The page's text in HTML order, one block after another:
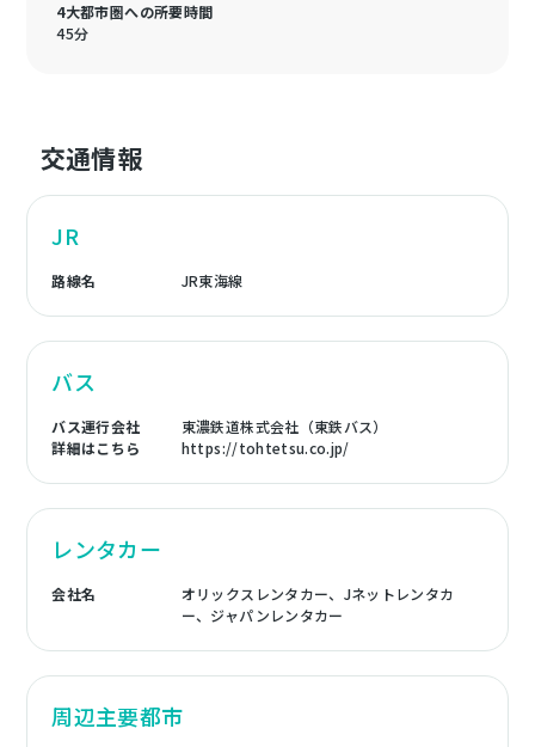
4大都市圏への所要時間
45分
交通情報
JR
路線名 JR東海線
バス
バス運行会社
東濃鉄道株式会社（東鉄バス）
詳細はこちら
https://tohtetsu.co.jp/
レンタカー
会社名
オリックスレンタカー、Jネットレンタカ
ー、ジャパンレンタカー
周辺主要都市